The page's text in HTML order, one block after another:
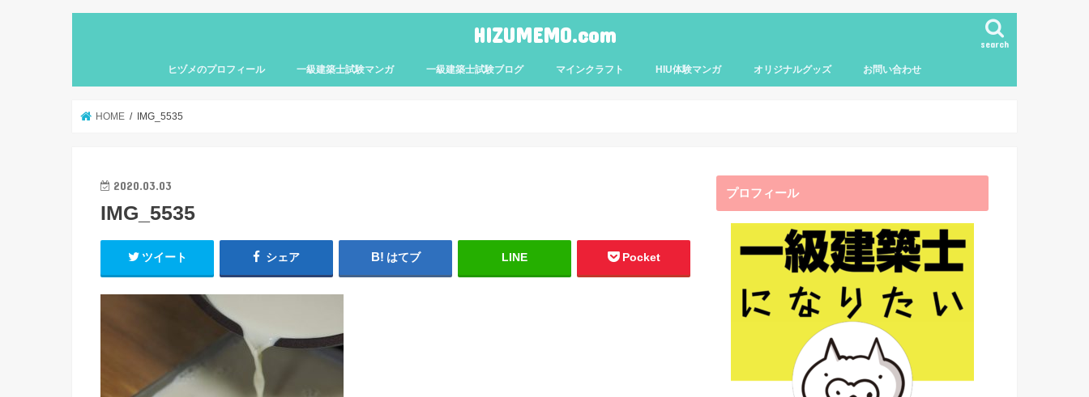
HIZUMEMO.com search
ヒヅメのプロフィール 一級建築士試験マンガ 一級建築士試験ブログ マインクラフト HIU体験マンガ オリジナルグッズ お問い合わせ
HOME IMG_5535
2020.03.03
IMG_5535
ツイート シェア はてブ LINE Pocket
プロフィール